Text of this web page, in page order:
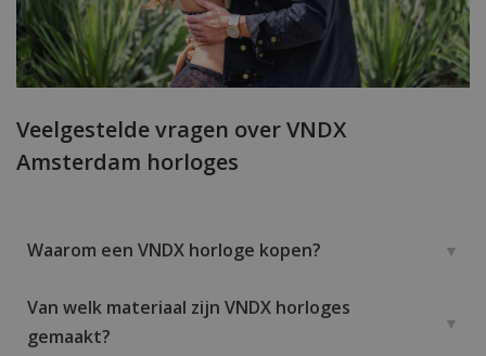
Veelgestelde vragen over VNDX
Amsterdam horloges
Waarom een VNDX horloge kopen?
Van welk materiaal zijn VNDX horloges
gemaakt?